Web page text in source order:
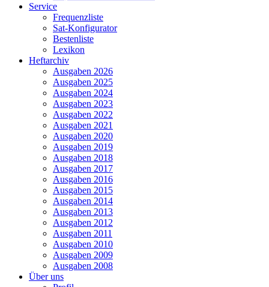
Service
Frequenzliste
Sat-Konfigurator
Bestenliste
Lexikon
Heftarchiv
Ausgaben 2026
Ausgaben 2025
Ausgaben 2024
Ausgaben 2023
Ausgaben 2022
Ausgaben 2021
Ausgaben 2020
Ausgaben 2019
Ausgaben 2018
Ausgaben 2017
Ausgaben 2016
Ausgaben 2015
Ausgaben 2014
Ausgaben 2013
Ausgaben 2012
Ausgaben 2011
Ausgaben 2010
Ausgaben 2009
Ausgaben 2008
Über uns